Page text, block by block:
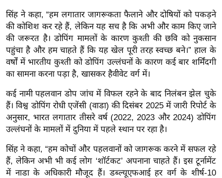
फ
म
नो
रं
ज
न
ज
ग
त
ली
वु
सिंह ने कहा, “हम लगातार जागरूकता फैलाने और दोषियों को पकड़ने
की कोशिश कर रहे हैं, लेकिन यह सच है कि अभी और काम किए जाने
की जरूरत है। डोपिंग मामलों के कारण कुश्ती की छवि को नुकसान
पहुंचा है और हम चाहते हैं कि यह खेल पूरी तरह स्वच्छ बने।” हाल के
वर्षों में भारतीय कुश्ती को डोपिंग उल्लंघनों के कारण कई बार शर्मिंदगी
का सामना करना पड़ा है, खासकर हैवीवेट वर्ग में।
कई नामी पहलवान डोप जांच में विफल रहने के बाद निलंबन झेल चुके
हैं। विश्व डोपिंग रोधी एजेंसी (वाडा) की दिसंबर 2025 में जारी रिपोर्ट के
अनुसार, भारत लगातार तीसरे वर्ष (2022, 2023 और 2024) डोपिंग
उल्लंघनों के मामलों में दुनिया में पहले स्थान पर रहा है।
सिंह ने कहा, “हम कोचों और पहलवानों को जागरूक करने में सफल रहे
हैं, लेकिन अभी भी कई लोग ‘शॉर्टकट’ अपनाना चाहते हैं। इस टूर्नामेंट
में नाडा के अधिकारी मौजूद हैं। डब्ल्यूएफआई हर वर्ग के शीर्ष-10